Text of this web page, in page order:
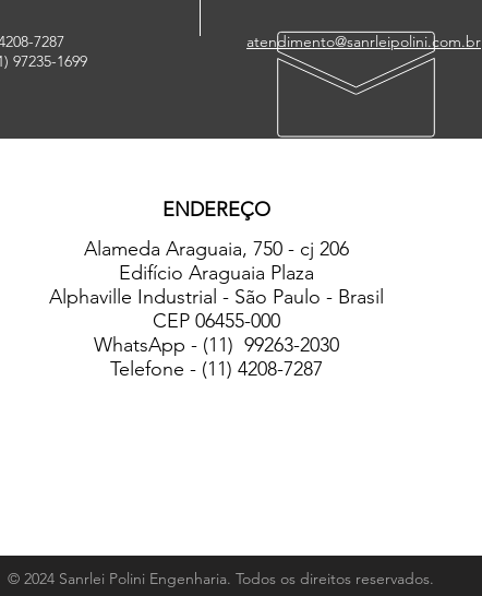
7287
97235-1699
atendimento@sanrleipolini.com.br
ENDEREÇO
Alameda Araguaia, 750 - cj 206
Edifício Araguaia Plaza
Alphaville Industrial - São Paulo - Brasil
CEP 06455-000
WhatsApp - (11) 99263-2030
Telefone - (11) 4208-7287
© 2024 Sanrlei Polini Engenharia. Todos os direitos reservados.